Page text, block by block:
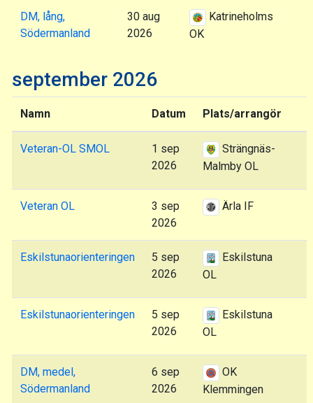
DM, lång,
Södermanland
30 aug
2026
Katrineholms
OK
september 2026
Namn Datum Plats/arrangör
Veteran-OL SMOL
1 sep
2026
Strängnäs-
Malmby OL
Veteran OL
3 sep
2026
Ärla IF
Eskilstunaorienteringen
5 sep
2026
Eskilstuna
OL
Eskilstunaorienteringen
5 sep
2026
Eskilstuna
OL
DM, medel,
Södermanland
6 sep
2026
OK
Klemmingen